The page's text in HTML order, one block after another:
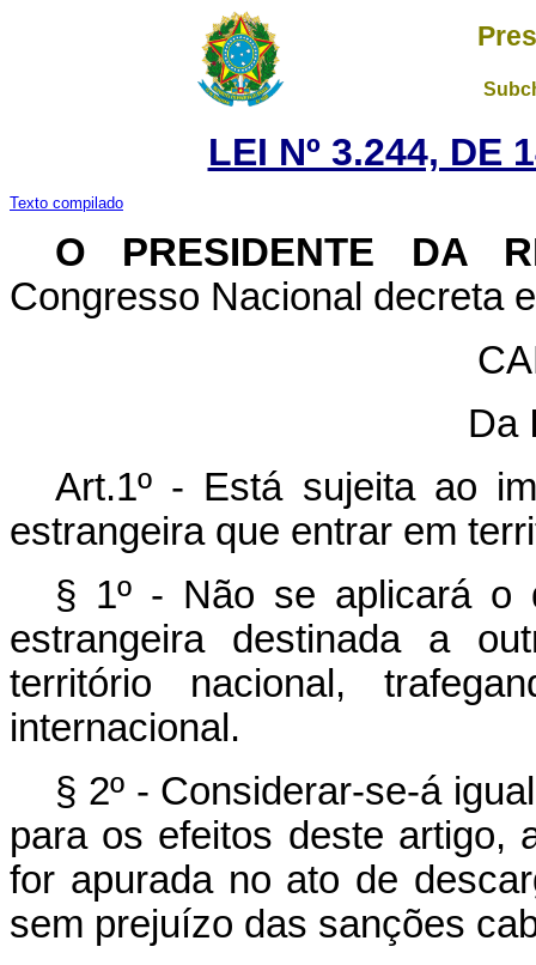
LEI Nº 3.244, DE
Texto compilado
O PRESIDENTE DA
Congresso Nacional decreta
Da
Art.1º - Está sujeita ao
estrangeira que entrar em
§ 1º - Não se aplicará o
estrangeira destinada a
território nacional,
internacional.
§ 2º - Considerar-se-á
para os efeitos deste artigo,
for apurada no ato de
sem prejuízo das sanções